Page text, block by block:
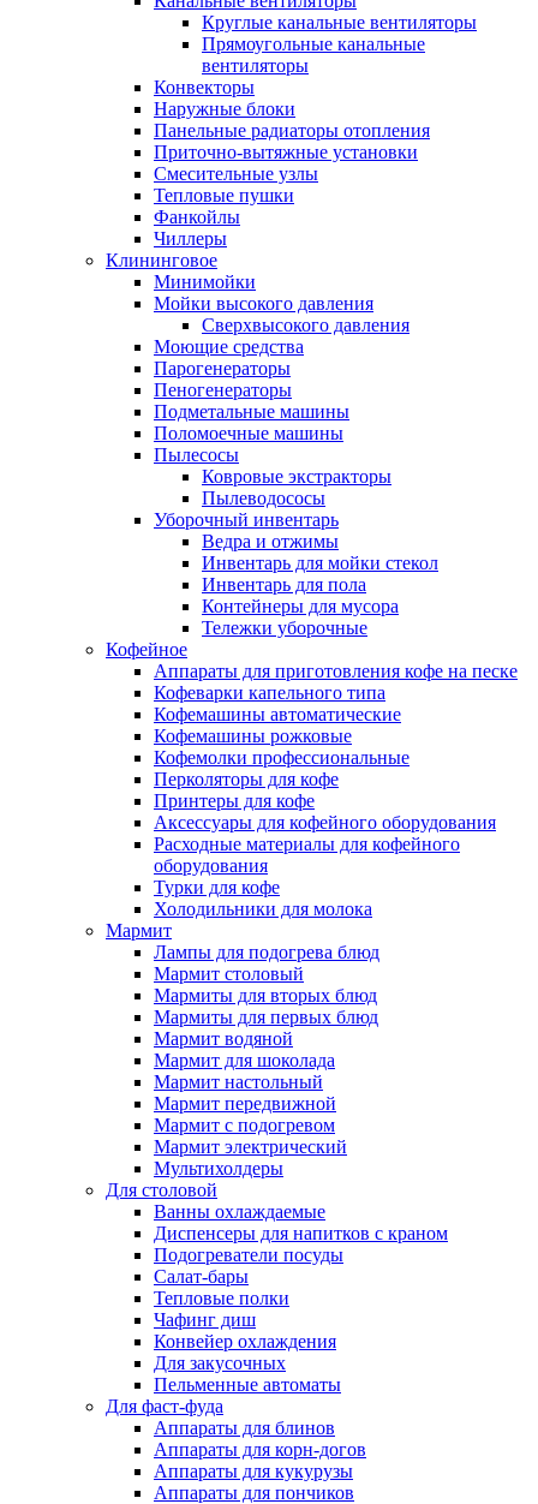
Круглые канальные вентиляторы
Прямоугольные канальные
вентиляторы
Конвекторы
Наружные блоки
Панельные радиаторы отопления
Приточно-вытяжные установки
Смесительные узлы
Тепловые пушки
Фанкойлы
Чиллеры
Клининговое
Минимойки
Мойки высокого давления
Сверхвысокого давления
Моющие средства
Парогенераторы
Пеногенераторы
Подметальные машины
Поломоечные машины
Пылесосы
Ковровые экстракторы
Пылеводососы
Уборочный инвентарь
Ведра и отжимы
Инвентарь для мойки стекол
Инвентарь для пола
Контейнеры для мусора
Тележки уборочные
Кофейное
Аппараты для приготовления кофе на песке
Кофеварки капельного типа
Кофемашины автоматические
Кофемашины рожковые
Кофемолки профессиональные
Перколяторы для кофе
Принтеры для кофе
Аксессуары для кофейного оборудования
Расходные материалы для кофейного
оборудования
Турки для кофе
Холодильники для молока
Мармит
Лампы для подогрева блюд
Мармит столовый
Мармиты для вторых блюд
Мармиты для первых блюд
Мармит водяной
Мармит для шоколада
Мармит настольный
Мармит передвижной
Мармит с подогревом
Мармит электрический
Мультихолдеры
Для столовой
Ванны охлаждаемые
Диспенсеры для напитков с краном
Подогреватели посуды
Салат-бары
Тепловые полки
Чафинг диш
Конвейер охлаждения
Для закусочных
Пельменные автоматы
Для фаст-фуда
Аппараты для блинов
Аппараты для корн-догов
Аппараты для кукурузы
Аппараты для пончиков